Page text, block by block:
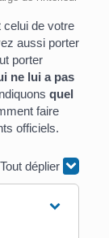
celui de votre
aussi porter
porter
ne lui a pas
quel
faire
officiels.
Tout déplier